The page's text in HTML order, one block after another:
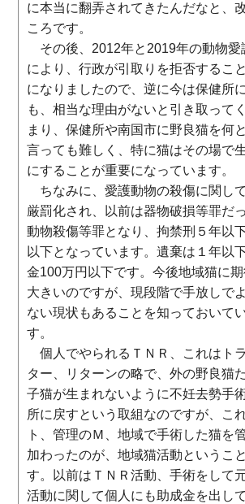
に本当に翻弄されてきたんだなと、
ころです。
その後、2012年と2019年の動物愛
により、行政が引取りを拒否するこ
になりましたので、逆に今は保健所
も、相当な理由がないと引き取って
まり、保健所や南国市に野良猫を何
言っても難しく、特に猫はその場で
にすることが重要になっています。
ちなみに、愛護動物の殺傷に関し
厳罰化され、以前は器物破損等罪だ
動物殺傷等罪となり、拘禁刑５年以
以下となっています。遺棄は１年以
金100万円以下です。今後地域猫に
大きいのですが、現段階で手放しで
ない現状もあることを知っておいて
す。
個人でやられるＴＮＲ、これはト
ター、リターンの略で、外の野良猫
子猫が生まれないように不妊去勢手
所に戻すという取組なのですが、こ
ト、管理のＭ、地域で手術した猫を
加わったのが、地域猫活動というこ
す。以前はＴＮＲ活動、手術をして
活動に関して個人にも助成金を出し